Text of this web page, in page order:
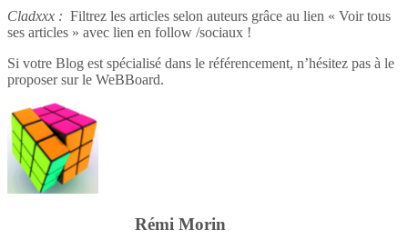
Cladxxx : Filtrez les articles selon auteurs grâce au lien « Voir tous
ses articles » avec lien en follow /sociaux !
Si votre Blog est spécialisé dans le référencement, n’hésitez pas à le
proposer sur le WeBBoard.
Rémi Morin